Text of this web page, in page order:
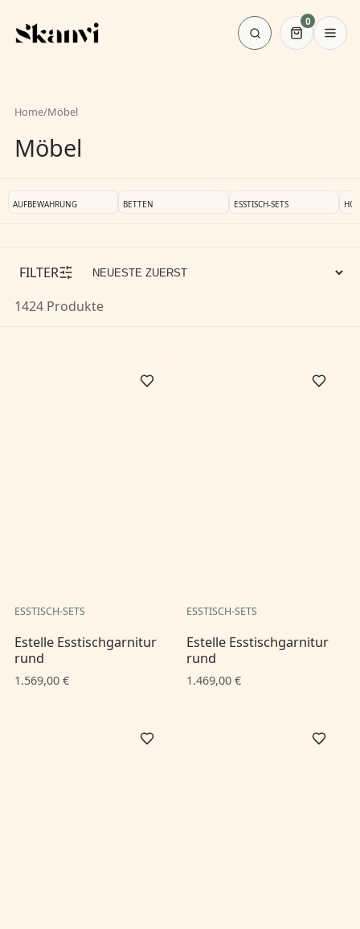
0
Home/Möbel
Möbel
AUFBEWAHRUNG BETTEN ESSTISCH-SETS
FILTER
1424 Produkte
ESSTISCH-SETS
Estelle Esstischgarnitur
rund
1.569,00 €
ESSTISCH-SETS
Estelle Esstischgarnitur
rund
1.469,00 €